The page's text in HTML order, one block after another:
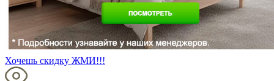
Хочешь скидку ЖМИ!!!